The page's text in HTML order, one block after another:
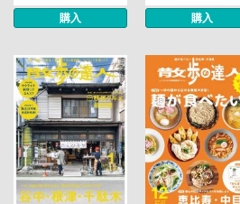
購入 購入